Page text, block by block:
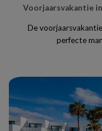
Voorjaarsvakantie
De
perfecte